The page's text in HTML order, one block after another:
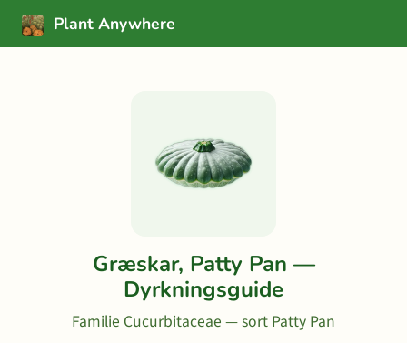
Plant Anywhere
Græskar, Patty Pan —
Dyrkningsguide
Familie Cucurbitaceae — sort Patty Pan